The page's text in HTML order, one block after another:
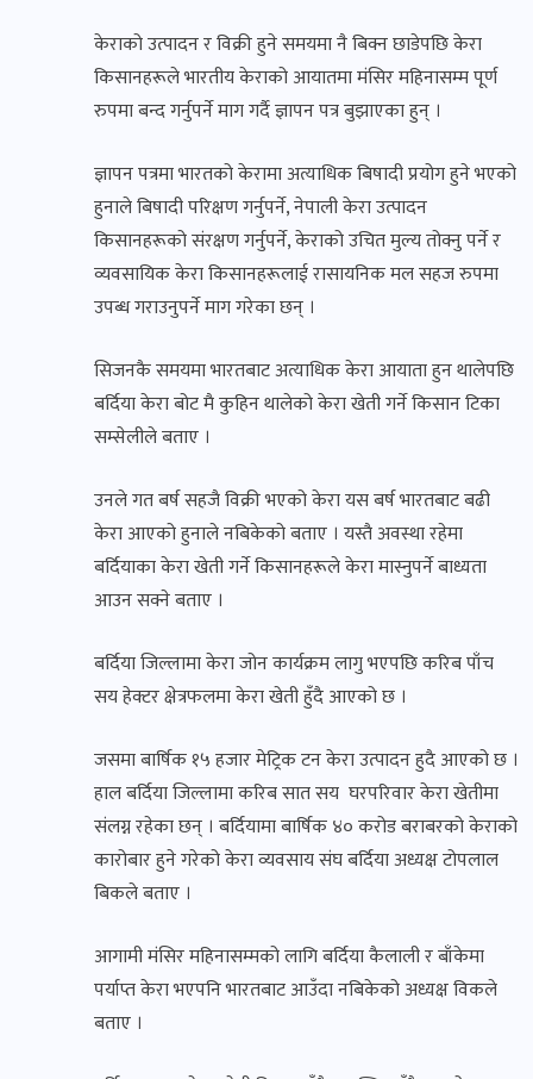
केराको उत्पादन र विक्री हुने समयमा नै बिक्न छाडेपछि केरा
किसानहरूले भारतीय केराको आयातमा मंसिर महिनासम्म पूर्ण
रुपमा बन्द गर्नुपर्ने माग गर्दै ज्ञापन पत्र बुझाएका हुन् ।
ज्ञापन पत्रमा भारतको केरामा अत्याधिक बिषादी प्रयोग हुने भएको
हुनाले बिषादी परिक्षण गर्नुपर्ने, नेपाली केरा उत्पादन
किसानहरूको संरक्षण गर्नुपर्ने, केराको उचित मुल्य तोक्नु पर्ने र
व्यवसायिक केरा किसानहरूलाई रासायनिक मल सहज रुपमा
उपब्ध गराउनुपर्ने माग गरेका छन् ।
सिजनकै समयमा भारतबाट अत्याधिक केरा आयाता हुन थालेपछि
बर्दिया केरा बोट मै कुहिन थालेको केरा खेती गर्ने किसान टिका
सम्सेलीले बताए ।
उनले गत बर्ष सहजै विक्री भएको केरा यस बर्ष भारतबाट बढी
केरा आएको हुनाले नबिकेको बताए । यस्तै अवस्था रहेमा
बर्दियाका केरा खेती गर्ने किसानहरूले केरा मास्नुपर्ने बाध्यता
आउन सक्ने बताए ।
बर्दिया जिल्लामा केरा जोन कार्यक्रम लागु भएपछि करिब पाँच
सय हेक्टर क्षेत्रफलमा केरा खेती हुँदै आएको छ ।
जसमा बार्षिक १५ हजार मेट्रिक टन केरा उत्पादन हुदै आएको छ ।
हाल बर्दिया जिल्लामा करिब सात सय घरपरिवार केरा खेतीमा
संलग्न रहेका छन् । बर्दियामा बार्षिक ४० करोड बराबरको केराको
कारोबार हुने गरेको केरा व्यवसाय संघ बर्दिया अध्यक्ष टोपलाल
बिकले बताए ।
आगामी मंसिर महिनासम्मको लागि बर्दिया कैलाली र बाँकेमा
पर्याप्त केरा भएपनि भारतबाट आउँदा नबिकेको अध्यक्ष विकले
बताए ।